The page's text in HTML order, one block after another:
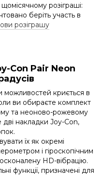
розіграші:
беріть участь в
розіграшу
Con Pair Neon
можливостей криється в
ви обираєте комплект
та неоново-рожевому
накладки Joy-Con,
їх як окремі
і гіроскопічним
HD-вібрацію.
функції, призначені для